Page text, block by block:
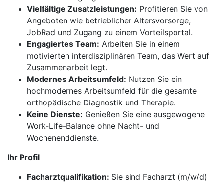
Vielfältige Zusatzleistungen: Profitieren Sie von
Angeboten wie betrieblicher Altersvorsorge,
JobRad und Zugang zu einem Vorteilsportal.
Engagiertes Team: Arbeiten Sie in einem
motivierten interdisziplinären Team, das Wert auf
Zusammenarbeit legt.
Modernes Arbeitsumfeld: Nutzen Sie ein
hochmodernes Arbeitsumfeld für die gesamte
orthopädische Diagnostik und Therapie.
Keine Dienste: Genießen Sie eine ausgewogene
Work-Life-Balance ohne Nacht- und
Wochenenddienste.
Ihr Profil
Facharztqualifikation: Sie sind Facharzt (m/w/d)